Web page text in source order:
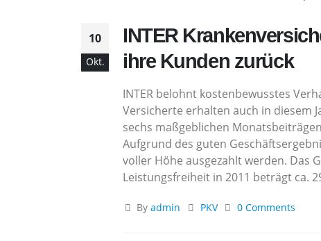
10
Okt.
INTER
ihre Kunden zurück
INTER belohnt kostenbewusstes
Versicherte erhalten auch in diesem
sechs maßgeblichen
Aufgrund des guten
voller Höhe ausgezahlt werden. Das
Leistungsfreiheit in 2011 beträgt ca.
Byadmin PKV 0 Comments